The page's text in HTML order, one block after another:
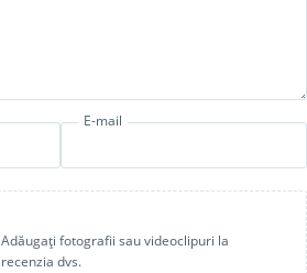
E-mail
Adăugați fotografii sau videoclipuri la
recenzia dvs.